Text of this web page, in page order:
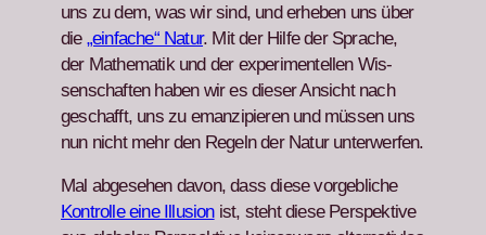
uns zu dem, was wir sind, und erheben uns über
die „ein­fache“ Natur. Mit der Hil­fe der Sprache,
der Math­e­matik und der exper­i­mentellen Wis­
senschaften haben wir es dieser Ansicht nach
geschafft, uns zu emanzip­ieren und müssen uns
nun nicht mehr den Regeln der Natur unter­w­er­fen.
Mal abge­se­hen davon, dass diese vorge­bliche
Kon­trolle eine Illu­sionist, ste­ht diese Per­spek­tive